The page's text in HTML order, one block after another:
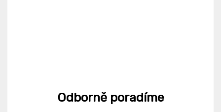
Odborně poradíme